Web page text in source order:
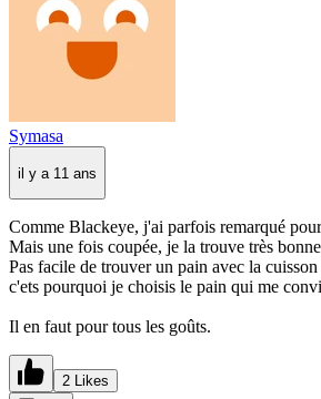
Symasa
il y a 11 ans
Comme Blackeye, j'ai parfois remarqué
Mais une fois coupée, je la trouve très
Pas facile de trouver un pain avec la
c'ets pourquoi je choisis le pain qui me
Il en faut pour tous les goûts.
2 Likes